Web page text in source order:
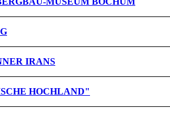
IRANS
HOCHLAND"